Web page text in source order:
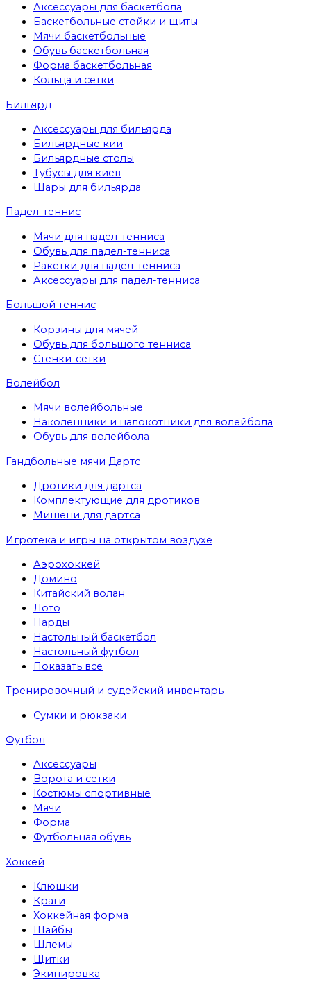
Аксессуары для баскетбола
Баскетбольные стойки и щиты
Мячи баскетбольные
Обувь баскетбольная
Форма баскетбольная
Кольца и сетки
Бильярд
Аксессуары для бильярда
Бильярдные кии
Бильярдные столы
Тубусы для киев
Шары для бильярда
Падел-теннис
Мячи для падел-тенниса
Обувь для падел-тенниса
Ракетки для падел-тенниса
Аксессуары для падел-тенниса
Большой теннис
Корзины для мячей
Обувь для большого тенниса
Стенки-сетки
Волейбол
Мячи волейбольные
Наколенники и налокотники для волейбола
Обувь для волейбола
Гандбольные мячи Дартс
Дротики для дартса
Комплектующие для дротиков
Мишени для дартса
Игротека и игры на открытом воздухе
Аэрохоккей
Домино
Китайский волан
Лото
Нарды
Настольный баскетбол
Настольный футбол
Показать все
Тренировочный и судейский инвентарь
Сумки и рюкзаки
Футбол
Аксессуары
Ворота и сетки
Костюмы спортивные
Мячи
Форма
Футбольная обувь
Хоккей
Клюшки
Краги
Хоккейная форма
Шайбы
Шлемы
Щитки
Экипировка